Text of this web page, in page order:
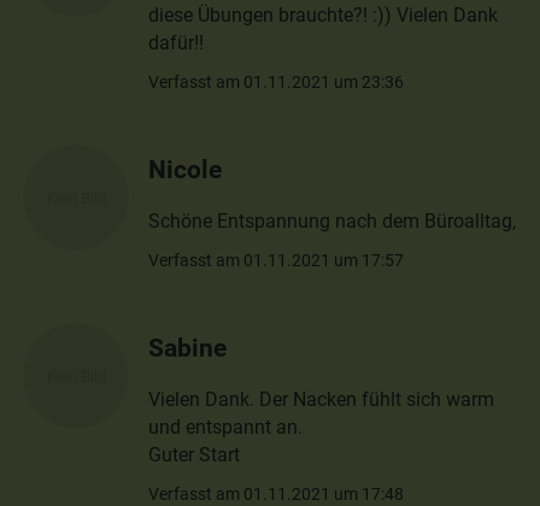
diese Übungen brauchte?! :)) Vielen Dank
dafür!!
Verfasst am 01.11.2021 um 23:36
Nicole
Schöne Entspannung nach dem Büroalltag,
Verfasst am 01.11.2021 um 17:57
Sabine
Vielen Dank. Der Nacken fühlt sich warm
und entspannt an.
Guter Start
Verfasst am 01.11.2021 um 17:48